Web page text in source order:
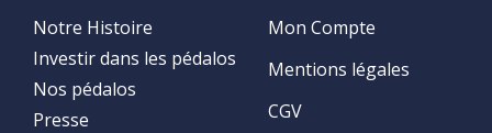
Notre Histoire
Investir dans les pédalos
Nos pédalos
Presse
Mon Compte
Mentions légales
CGV